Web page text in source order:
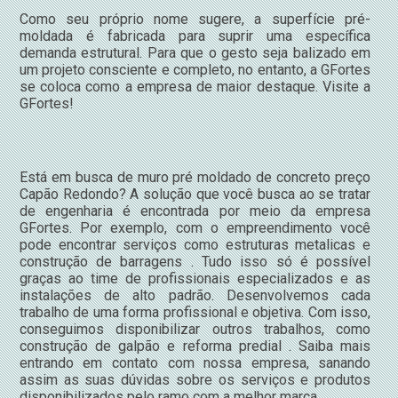
Como seu próprio nome sugere, a superfície pré-
moldada é fabricada para suprir uma específica
demanda estrutural. Para que o gesto seja balizado em
um projeto consciente e completo, no entanto, a GFortes
se coloca como a empresa de maior destaque. Visite a
GFortes!
Está em busca de muro pré moldado de concreto preço
Capão Redondo? A solução que você busca ao se tratar
de engenharia é encontrada por meio da empresa
GFortes. Por exemplo, com o empreendimento você
pode encontrar serviços como estruturas metalicas e
construção de barragens . Tudo isso só é possível
graças ao time de profissionais especializados e as
instalações de alto padrão. Desenvolvemos cada
trabalho de uma forma profissional e objetiva. Com isso,
conseguimos disponibilizar outros trabalhos, como
construção de galpão e reforma predial . Saiba mais
entrando em contato com nossa empresa, sanando
assim as suas dúvidas sobre os serviços e produtos